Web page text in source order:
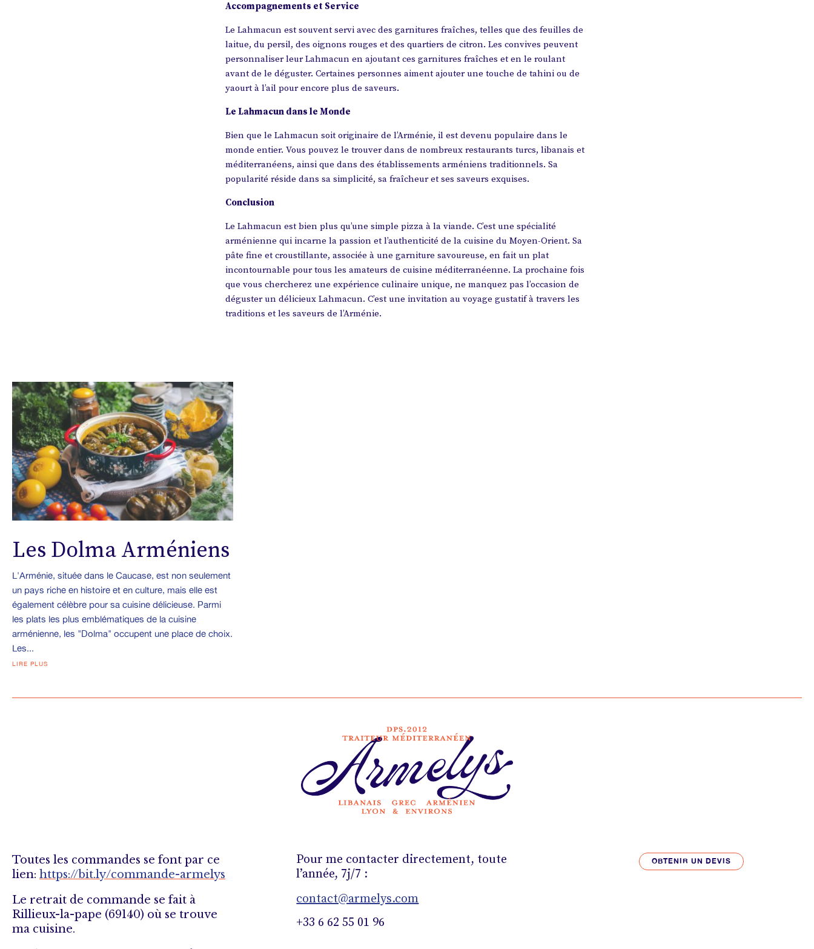
Accompagnements et Service
Le Lahmacun est souvent servi avec des garnitures fraîches, telles que des feuilles de
laitue, du persil, des oignons rouges et des quartiers de citron. Les convives peuvent
personnaliser leur Lahmacun en ajoutant ces garnitures fraîches et en le roulant
avant de le déguster. Certaines personnes aiment ajouter une touche de tahini ou de
yaourt à l’ail pour encore plus de saveurs.
Le Lahmacun dans le Monde
Bien que le Lahmacun soit originaire de l’Arménie, il est devenu populaire dans le
monde entier. Vous pouvez le trouver dans de nombreux restaurants turcs, libanais et
méditerranéens, ainsi que dans des établissements arméniens traditionnels. Sa
popularité réside dans sa simplicité, sa fraîcheur et ses saveurs exquises.
Conclusion
Le Lahmacun est bien plus qu’une simple pizza à la viande. C’est une spécialité
arménienne qui incarne la passion et l’authenticité de la cuisine du Moyen-Orient. Sa
pâte fine et croustillante, associée à une garniture savoureuse, en fait un plat
incontournable pour tous les amateurs de cuisine méditerranéenne. La prochaine fois
que vous chercherez une expérience culinaire unique, ne manquez pas l’occasion de
déguster un délicieux Lahmacun. C’est une invitation au voyage gustatif à travers les
traditions et les saveurs de l’Arménie.
Les Dolma Arméniens
L'Arménie, située dans le Caucase, est non seulement
un pays riche en histoire et en culture, mais elle est
également célèbre pour sa cuisine délicieuse. Parmi
les plats les plus emblématiques de la cuisine
arménienne, les "Dolma" occupent une place de choix.
Les...
LIRE PLUS
Toutes les commandes se font par ce
lien: https://bit.ly/commande-armelys
Le retrait de commande se fait à
Rillieux-la-pape (69140) où se trouve
ma cuisine.
Pour me contacter directement, toute
l’année, 7j/7 :
contact@armelys.com
+33 6 62 55 01 96
OBTENIR UN DEVIS